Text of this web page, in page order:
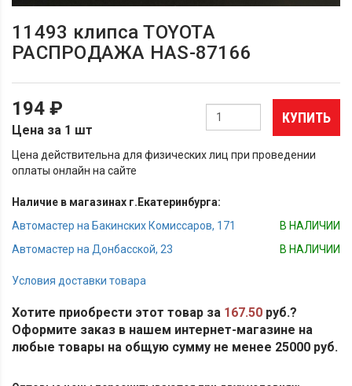
11493 клипса TOYOTA
РАСПРОДАЖА HAS-87166
194 ₽
Цена за 1 шт
КУПИТЬ
Цена действительна для физических лиц при проведении
оплаты онлайн на сайте
Наличие в магазинах г.Екатеринбурга:
Автомастер на Бакинских Комиссаров, 171
В НАЛИЧИИ
Автомастер на Донбасской, 23
В НАЛИЧИИ
Условия доставки товара
Хотите приобрести этот товар за 167.50 руб.?
Оформите заказ в нашем интернет-магазине на
любые товары на общую сумму не менее 25000 руб.